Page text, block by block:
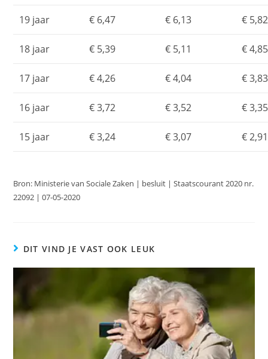
19 jaar € 6,47 € 6,13 € 5,82
18 jaar € 5,39 € 5,11 € 4,85
17 jaar € 4,26 € 4,04 € 3,83
16 jaar € 3,72 € 3,52 € 3,35
15 jaar € 3,24 € 3,07 € 2,91
Bron: Ministerie van Sociale Zaken | besluit | Staatscourant 2020 nr.
22092 | 07-05-2020
DIT VIND JE VAST OOK LEUK